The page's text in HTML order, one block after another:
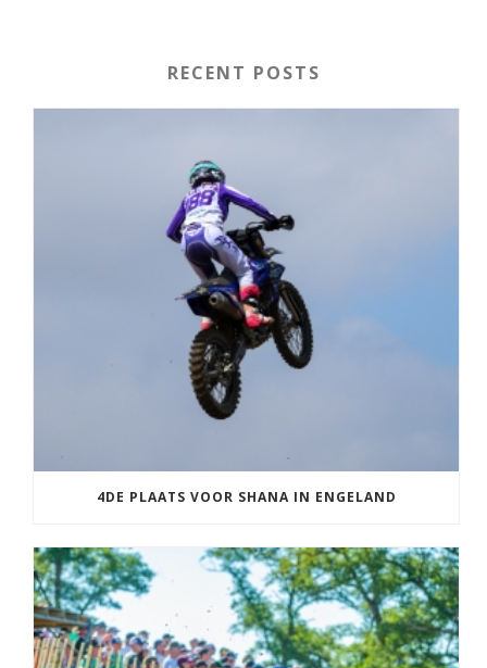
RECENT POSTS
4DE PLAATS VOOR SHANA IN ENGELAND